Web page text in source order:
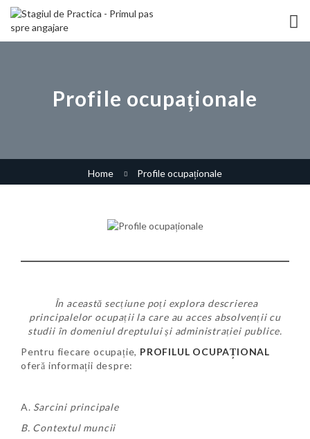
Profile ocupaționale
Home Profile ocupaționale
În această secțiune poți explora descrierea
principalelor ocupații la care au acces absolvenții cu
studii în domeniul dreptului și administrației publice.
Pentru fiecare ocupație, PROFILUL OCUPAȚIONAL
oferă informații despre:
A. Sarcini principale
B. Contextul muncii